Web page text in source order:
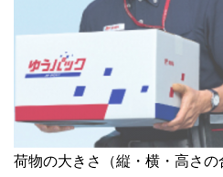
荷物の大きさ
（縦・横・高さの